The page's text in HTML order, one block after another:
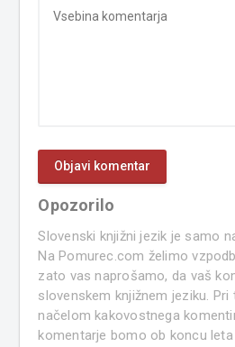
Opozorilo
Slovenski knjižni jezik je samo
Na Pomurec.com želimo
zato vas naprošamo, da vaš
slovenskem knjižnem jeziku.
načelom kakovostnega
komentarje bomo ob koncu leta